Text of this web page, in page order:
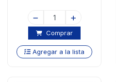
Comprar
Agregar a la lista